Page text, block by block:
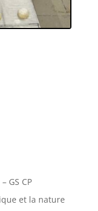
GS CP
et la nature